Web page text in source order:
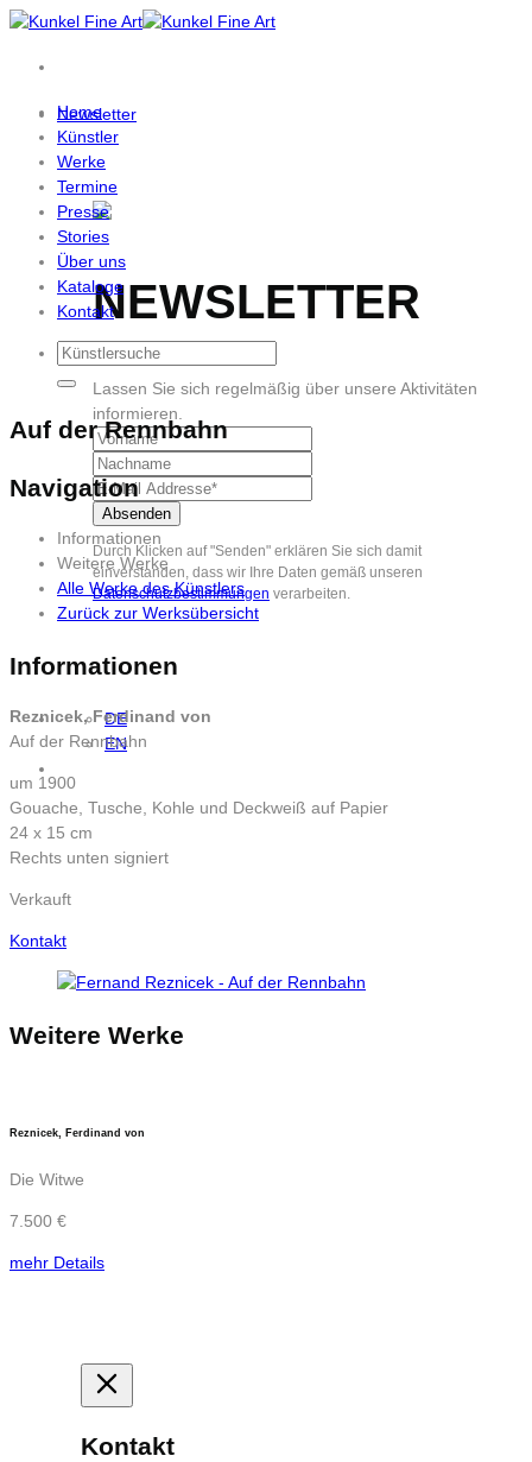
Zum
springen
Newsletter
NEWSLETTER
Lassen Sie sich regelmäßig über unsere Aktivitäten
informieren.
Durch Klicken auf "Senden" erklären Sie sich damit
einverstanden, dass wir Ihre Daten gemäß unseren
Datenschutzbestimmungen verarbeiten.
DE
EN
Home
Künstler
Werke
Termine
Presse
Stories
Über uns
Kataloge
Kontakt
Auf der Rennbahn
Navigation
Informationen
Weitere Werke
Alle Werke des Künstlers
Zurück zur Werksübersicht
Informationen
Reznicek, Ferdinand von
Auf der Rennbahn
um 1900
Gouache, Tusche, Kohle und Deckweiß auf Papier
24 x 15 cm
Rechts unten signiert
Verkauft
Kontakt
Weitere Werke
Reznicek, Ferdinand von
Die Witwe
7.500 €
mehr Details
Kontakt